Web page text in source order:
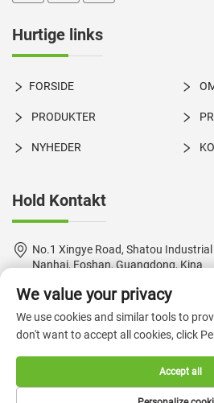
Hurtige links
FORSIDE
PRODUKTER
NYHEDER
Hold Kontakt
No.1 Xingye Road, Shatou
Nanhai, Foshan, Guangdong, Kina
+86-18924550960
[email protected]
Copyright © 2024 by Foshan
We value your privacy
We use cookies and similar tools to
don't want to accept all cookies, click
Accept all